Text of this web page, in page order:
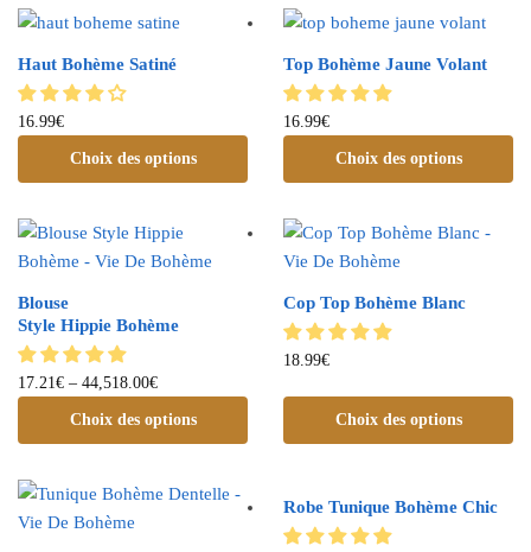
Haut Bohème Satiné
16.99€
Choix des options
Top Bohème Jaune Volant
16.99€
Choix des options
Blouse
Style Hippie Bohème
17.21€ – 44,518.00€
Choix des options
Cop Top Bohème Blanc
18.99€
Choix des options
Robe Tunique Bohème Chic